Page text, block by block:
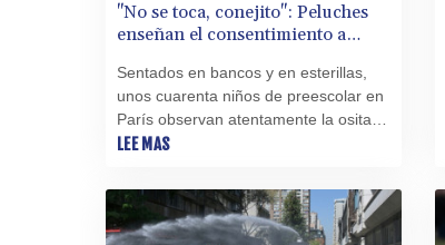
"No se toca, conejito": Peluches
enseñan el consentimiento a
Sentados en bancos y en esterillas,
unos cuarenta niños de preescolar en
París observan atentamente la osita
de peluche que regaña a un patito que
ala.
LEE MAS